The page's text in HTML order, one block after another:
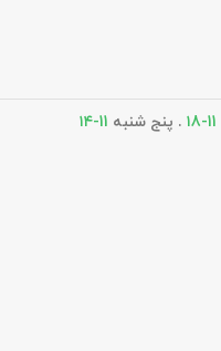
11-۱8 . پنج شنبه 11-۱۴